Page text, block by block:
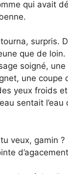
qui avait
surpris.
que de loin.
soigné, une
une coupe
yeux froids
sentait l’eau
veux, gamin